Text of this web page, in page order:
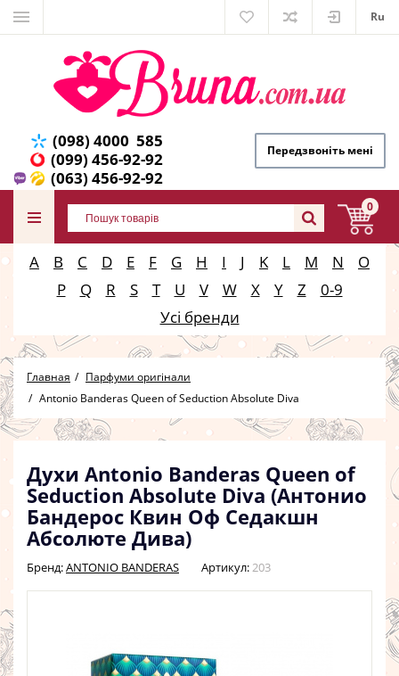
Ru
(098) 4000 585
(099) 456-92-92
(063) 456-92-92
Передзвоніть мені
0
A B C D E F G H I J K L M N
O
P
Q R S T U V W X Y Z
0-9
Усі бренди
Главная
Парфуми оригінали
Antonio Banderas Queen of Seduction Absolute Diva
Духи Antonio Banderas Queen of
Seduction Absolute Diva (Антонио
Бандерос Квин Оф Седакшн
Абсолюте Дива)
Бренд:ANTONIO BANDERAS Артикул:203